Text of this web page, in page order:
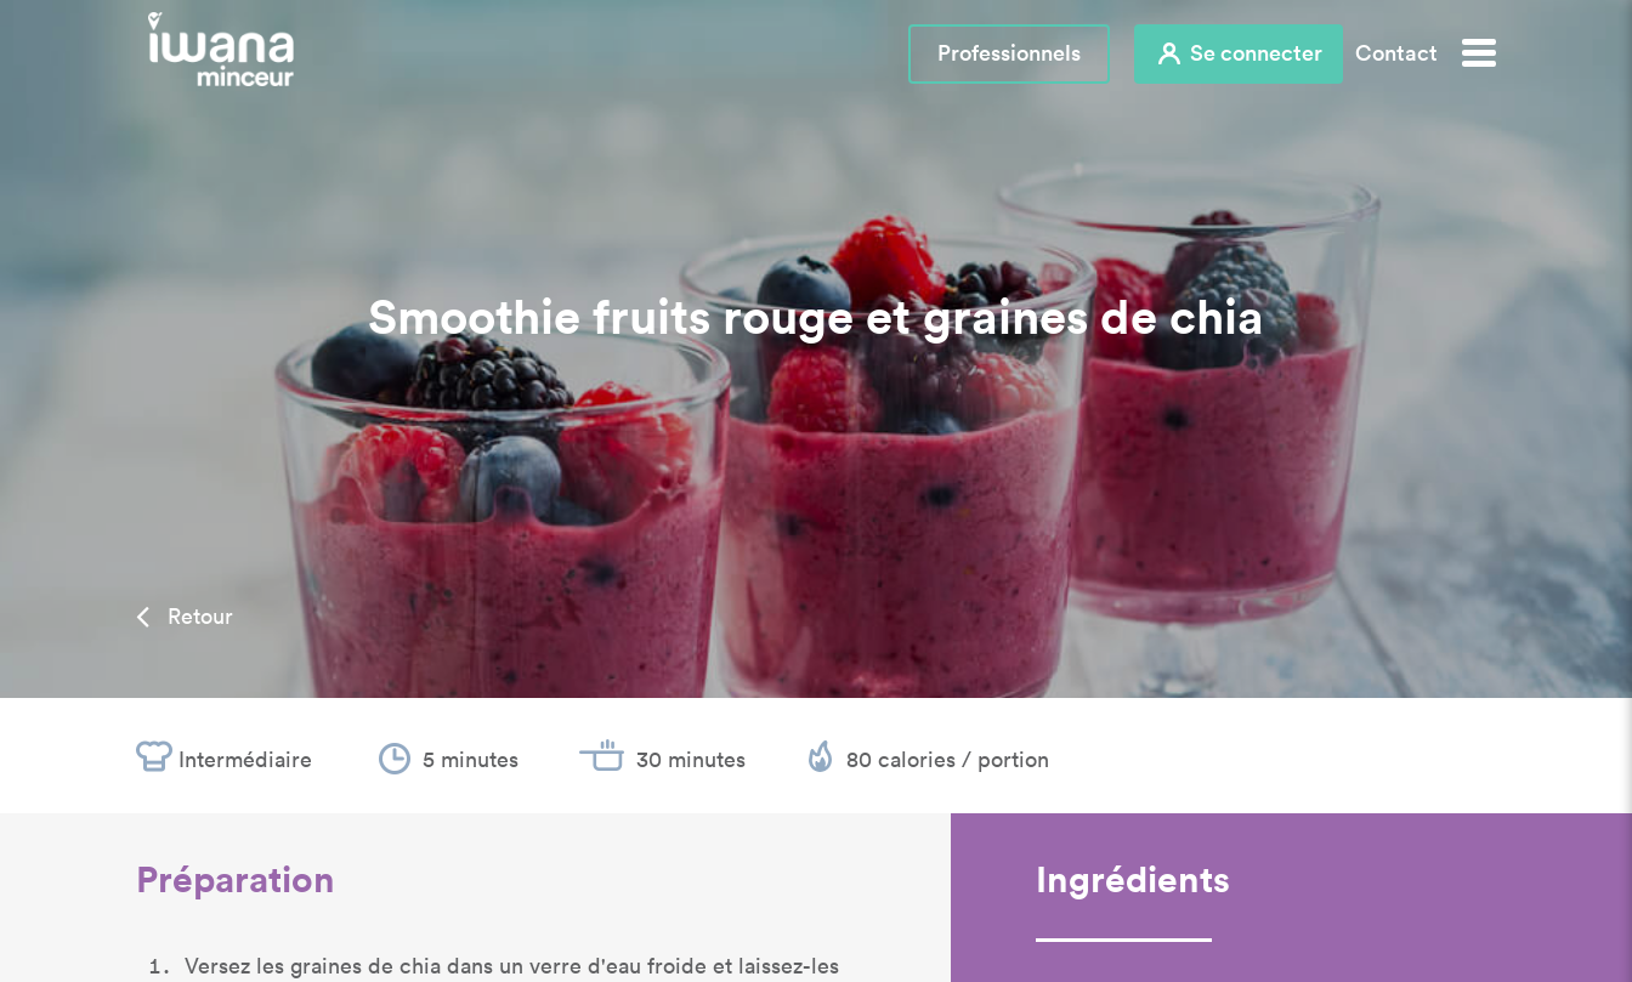
Professionnels Se connecter Contact
Smoothie fruits rouge et graines de chia
Retour
Intermédiaire 5 minutes 30 minutes 80 calories / portion
Préparation
Versez les graines de chia dans un verre d'eau froide et laissez-les
Ingrédients